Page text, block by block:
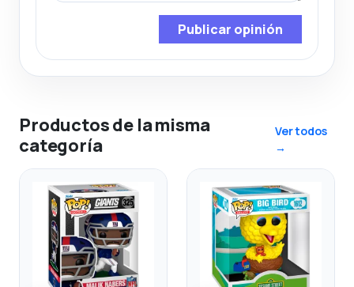
Publicar opinión
Productos de la misma
categoría
Ver todos
→